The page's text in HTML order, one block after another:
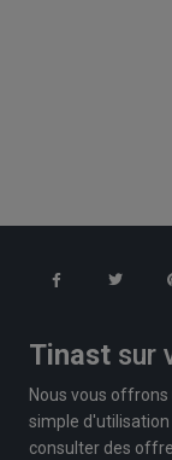
Tinast sur
Nous vous
simple
consulter des